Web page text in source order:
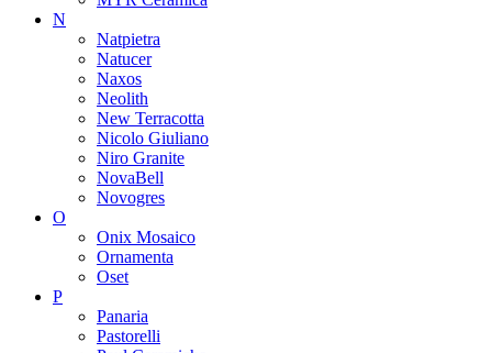
N
Natpietra
Natucer
Naxos
Neolith
New Terracotta
Nicolo Giuliano
Niro Granite
NovaBell
Novogres
O
Onix Mosaico
Ornamenta
Oset
P
Panaria
Pastorelli